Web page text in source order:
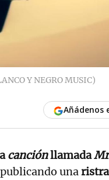
Y NEGRO MUSIC)
Añádenos
canciónllamada
una